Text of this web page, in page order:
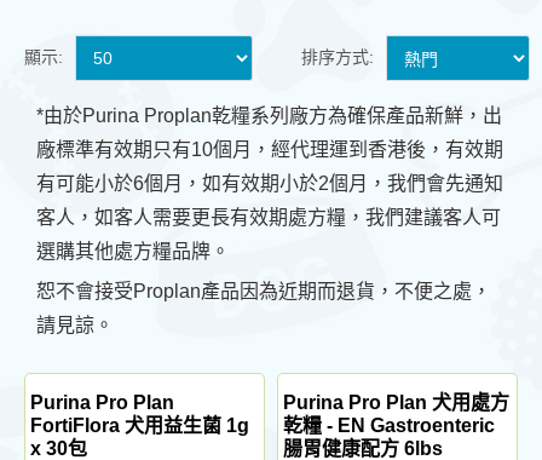
排序方式:
顯示:
*由於Purina Proplan乾糧系列廠方為確保產品新鮮，出
廠標準有效期只有10個月，經代理運到香港後，有效期
有可能小於6個月，如有效期小於2個月，我們會先通知
客人，如客人需要更長有效期處方糧，我們建議客人可
選購其他處方糧品牌。
恕不會接受Proplan產品因為近期而退貨，不便之處，
請見諒。
Purina Pro Plan
FortiFlora 犬用益生菌 1g
x 30包
Purina Pro Plan 犬用處方
乾糧 - EN Gastroenteric
腸胃健康配方 6lbs